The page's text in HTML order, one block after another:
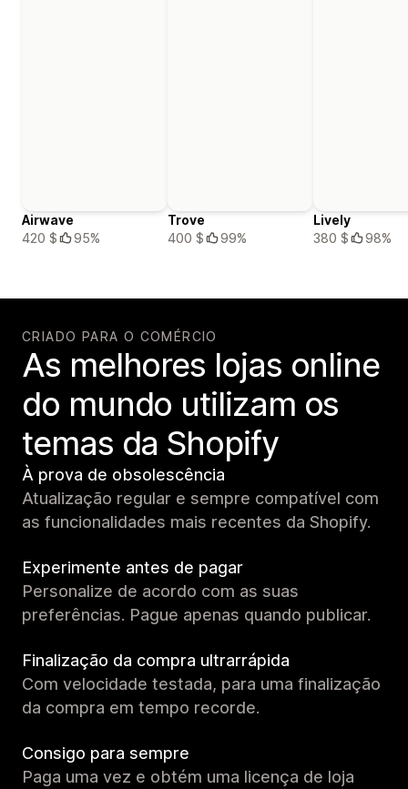
Airwave
420 $
95%
Trove
400 $
99%
Lively
380 $
98%
CRIADO PARA O COMÉRCIO
As melhores lojas online
do mundo utilizam os
temas da Shopify
À prova de obsolescência
Atualização regular e sempre compatível com
as funcionalidades mais recentes da Shopify.
Experimente antes de pagar
Personalize de acordo com as suas
preferências. Pague apenas quando publicar.
Finalização da compra ultrarrápida
Com velocidade testada, para uma finalização
da compra em tempo recorde.
Consigo para sempre
Paga uma vez e obtém uma licença de loja